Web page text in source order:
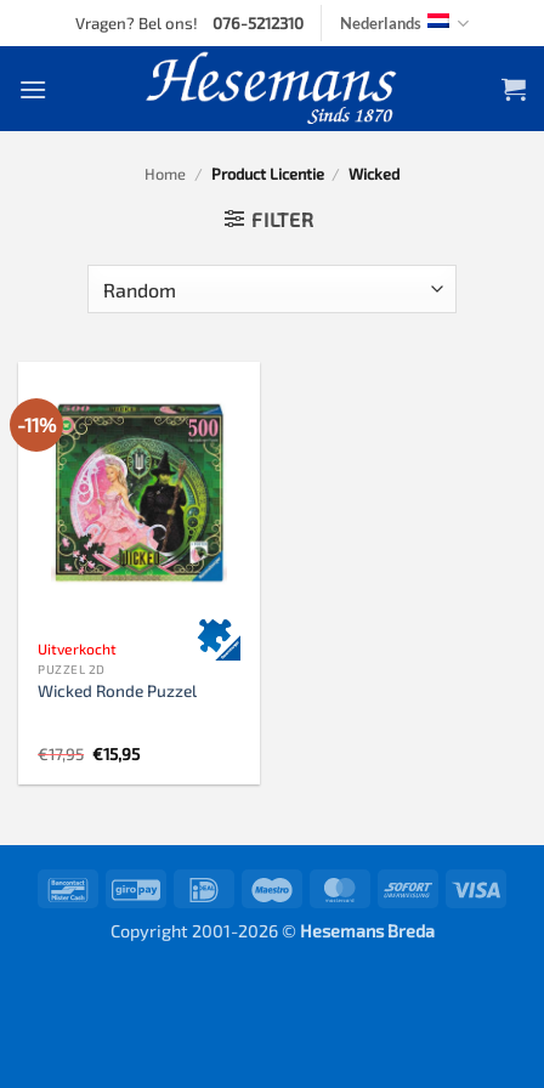
to
Vragen? Bel ons! 076-5212310 Nederlands
Home / Product Licentie / Wicked
FILTER
-11%
Uitverkocht
PUZZEL 2D
Wicked Ronde Puzzel
€17,95 Oorspronkelijke
prijs
was:
€15,95Huidige
is:
BancontactGiroPay IDeal Maestro MasterCardSofort
Copyright 2001-2026 © Hesemans Breda